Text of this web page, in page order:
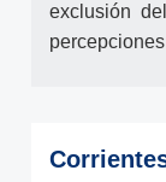
exclusión
percepciones